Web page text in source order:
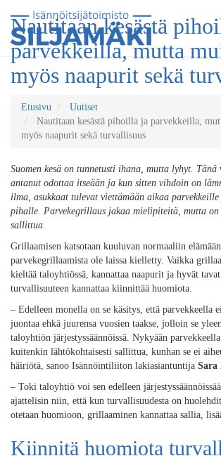
Nautitaan kesästä
parvekkeilla, mutta
myös naapurit sekä
Etusivu
Uutiset
Nautitaan kesästä pihoilla ja parvekkeilla,
myös naapurit sekä turvallisuus
Suomen kesä on tunnetusti ihana, mutta lyhyt. Tänä
antanut odottaa itseään ja kun sitten vihdoin on
ilma, asukkaat tulevat viettämään aikaa
pihalle. Parvekegrillaus jakaa mielipiteitä, mutta on
sallittua.
Grillaamisen katsotaan kuuluvan normaaliin
parvekegrillaamista ole laissa kielletty. Vaikka
kieltää taloyhtiössä, kannattaa naapurit ja hyvät
turvallisuuteen kannattaa kiinnittää huomiota.
– Edelleen monella on se käsitys, että parvekkeella
juontaa ehkä juurensa vuosien taakse, jolloin se
taloyhtiön järjestyssäännöissä. Nykyään
kuitenkin lähtökohtaisesti sallittua, kunhan se ei
häiriötä, sanoo Isännöintiliiton lakiasiantuntija Sara
– Toki taloyhtiö voi sen edelleen
ajattelisin niin, että kun turvallisuudesta on
otetaan huomioon, grillaaminen kannattaa sallia,
Kiinnitä huomiota